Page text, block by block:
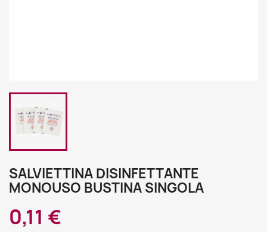
SALVIETTINA DISINFETTANTE
MONOUSO BUSTINA SINGOLA
0,11 €